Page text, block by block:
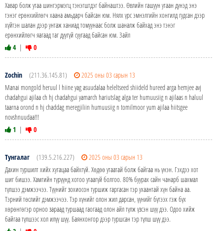
Хавар болж утаа шингэрмэгц тэнэгштдэг байнаштээ. Өвлийн гашуун утаан дунэд энэ
тэнэг ерөнхийлөгч хаана амьдарч байсан юм. Нялх үрс эмнэлгийн хонгилд гудсан дээр
хүйтэн шалан дээр унтаж ханиад томуунаас болж шаналж байхад энэ тэнэг
ерөнхийлөгч яагаад таг дуугүй суугаад байсан юм. Зайл
4 | 0
Zochin (211.36.145.81)
2025 оны 03 сарын 13
Manai mongold heruul l hiine yag asuudalaa heleltseed shiideld hureed arga hemjee avj
chadahgui ajilaa ch hj chadahgui yamarch hariutslag alga ter humuusiig n ajilaas n haluul
taarna orond n hj chaddag meregjiliin humuusiig n tomilmoor yum ajilaa hiitsgee
novshnuudaa!!!
1 | 0
Тунгалаг (139.5.216.227)
2025 оны 03 сарын 13
Дахин туршилт хийх хугацаа байхгүй. Хөдөө утаатай болж байгаа нь үнэн. Гэхдээ хот
шиг бишээ. Хамгийн түрүүнд хотоо утаагүй болгоо. 80% буурах сайн чанарб шахмал
түлшээ дэмжээчээ. Түүнийг зохиосон туршиж гаргасан тэр ухаантай хүн байна аа.
Тэрний төслийг дэмжээчээ. Тэр хүнийг олон жил дарсан, үүнийг бүтээх гэж бүх
хөрөнгөгэр орноо зараад туршаад гаогаад олон айл түлж үзсэн шүү дээ. Одоо хийж
байгаа түлшээс хол илүү шүү. Баянхонгор дээр туршсан тэр түлш шүү дээ.